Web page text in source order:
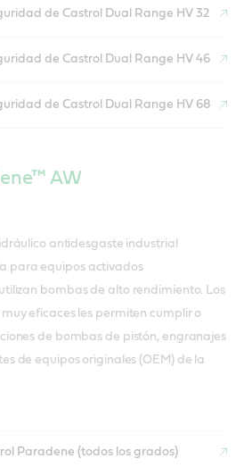
de Castrol Dual Range HV 32
de Castrol Dual Range HV 46
de Castrol Dual Range HV 68
AW
antidesgaste industrial
para equipos activados
bombas de alto rendimiento. Los
eficaces les permiten cumplir o
de bombas de pistón, engranajes
de equipos originales (OEM) de la
Paradene (todos los grados)